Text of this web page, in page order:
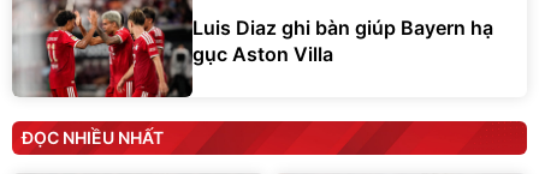
Luis Diaz ghi bàn giúp Bayern hạ
gục Aston Villa
ĐỌC NHIỀU NHẤT